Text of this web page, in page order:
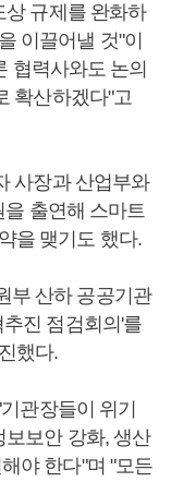
상 규제를 완화하
이끌어낼 것"이
협력사와도 논의
확산하겠다"고
사장과 산업부와
을 출연해 스마트
을 맺기도 했다.
부 산하 공공기관
진 점검회의'를
했다.
관장들이 위기
보보안 강화, 생산
야 한다"며 "모든